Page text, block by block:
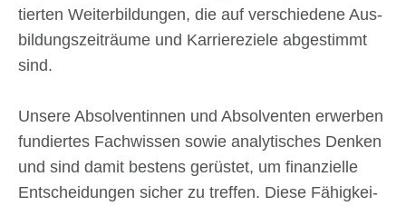
tier­ten Wei­ter­bil­dun­gen, die auf ver­schie­de­ne Aus­
bil­dungs­zeit­räu­me und Kar­rie­re­zie­le abge­stimmt
sind.
Unse­re Absol­ven­tin­nen und Absol­ven­ten erwer­ben
fun­dier­tes Fach­wis­sen sowie ana­ly­ti­sches Den­ken
und sind damit bestens gerü­stet, um finan­zi­el­le
Ent­schei­dun­gen sicher zu tref­fen. Die­se Fähig­kei­